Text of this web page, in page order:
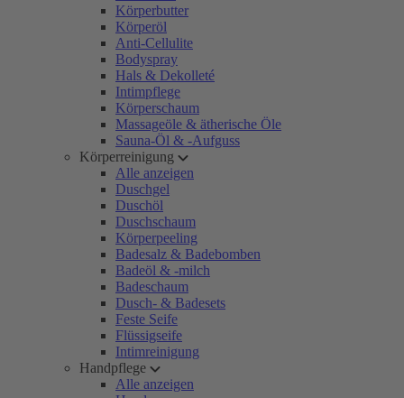
Körperbutter
Körperöl
Anti-Cellulite
Bodyspray
Hals & Dekolleté
Intimpflege
Körperschaum
Massageöle & ätherische Öle
Sauna-Öl & -Aufguss
Körperreinigung
Alle anzeigen
Duschgel
Duschöl
Duschschaum
Körperpeeling
Badesalz & Badebomben
Badeöl & -milch
Badeschaum
Dusch- & Badesets
Feste Seife
Flüssigseife
Intimreinigung
Handpflege
Alle anzeigen